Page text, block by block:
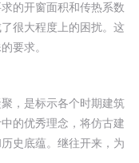
的开窗面积和传热系数
很大程度上的困扰。这
要求。
，是标示各个时期建筑
的优秀理念，将仿古建
史底蕴。继往开来，为